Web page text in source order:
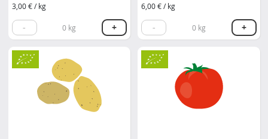
3,00 € / kg
- 0 kg +
6,00 € / kg
- 0kg +